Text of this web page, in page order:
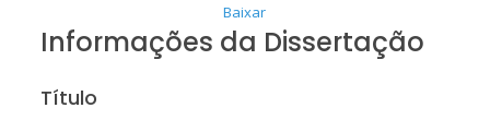
Baixar
Informações da Dissertação
Título